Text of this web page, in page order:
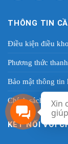
THÔNG TIN
Điều kiện điều
Phương thức
Bảo mật thông tin
Chính sách quy
KẾT NỐI VỚI
Xin